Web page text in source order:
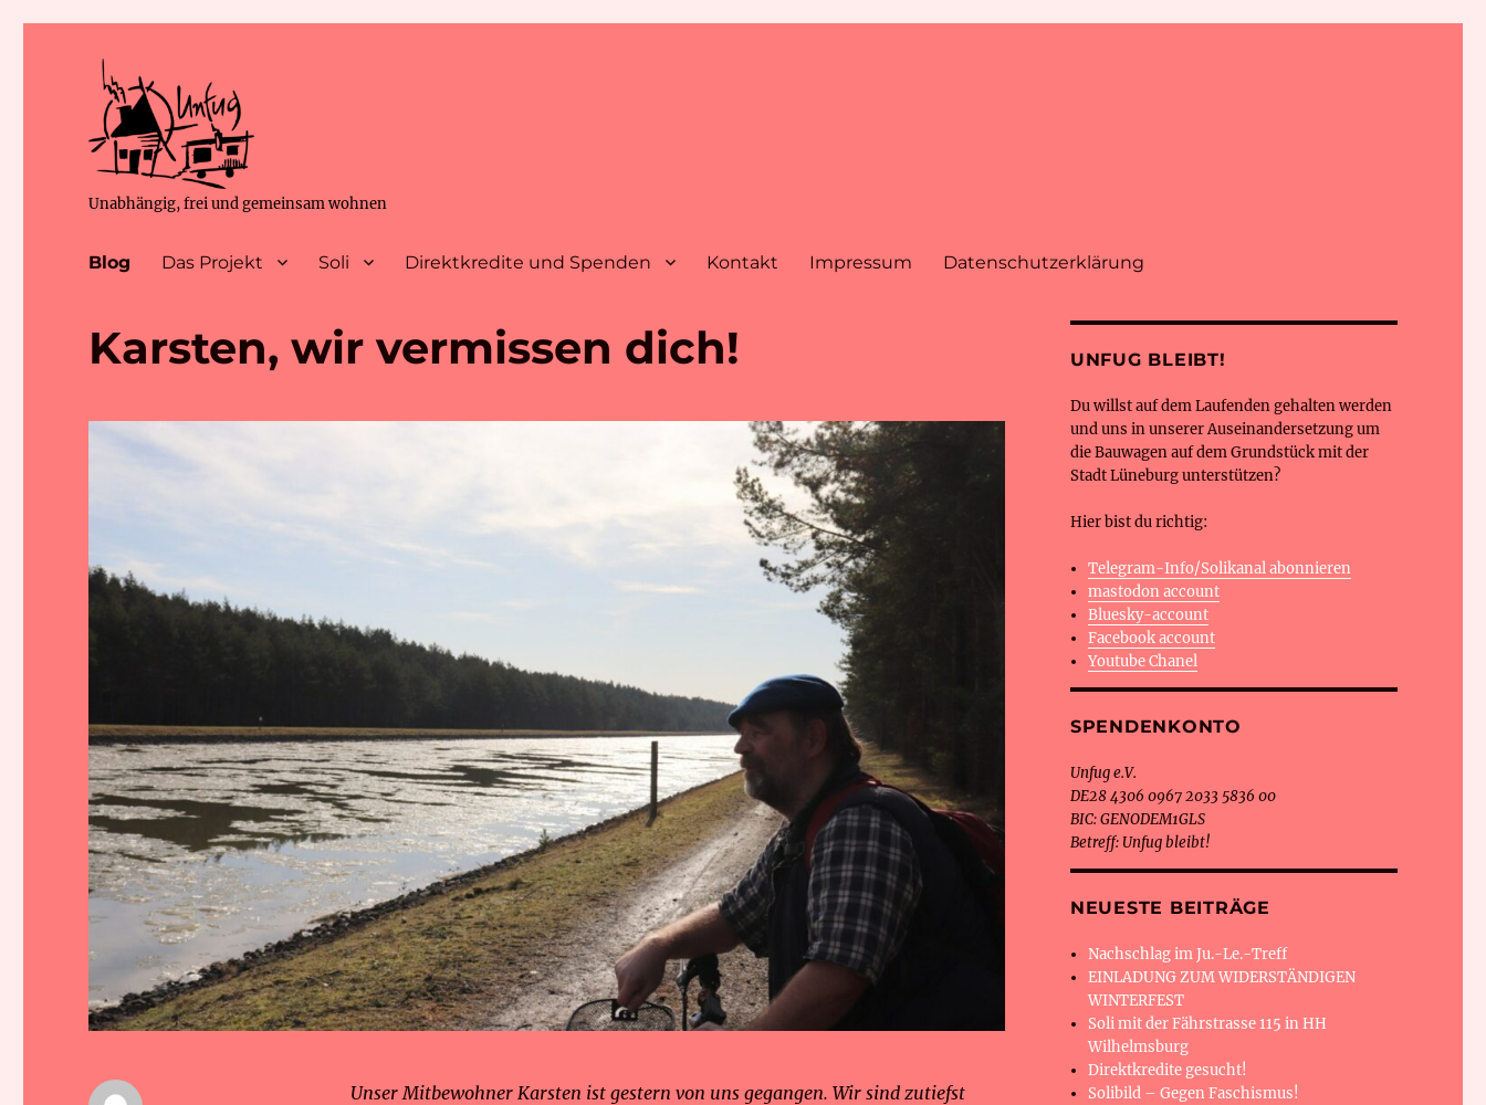
Unabhängig, frei und gemeinsam wohnen
Blog Das Projekt Soli Direktkredite und Spenden Kontakt Impressum Datenschutzerklärung
Karsten, wir vermissen dich!
Unser Mitbewohner Karsten ist gestern von uns gegangen. Wir sind zutiefst
UNFUG BLEIBT!
Du willst auf dem Laufenden gehalten werden
und uns in unserer Auseinandersetzung um
die Bauwagen auf dem Grundstück mit der
Stadt Lüneburg unterstützen?
Hier bist du richtig:
Telegram-Info/Solikanal abonnieren
mastodon account
Bluesky-account
Facebook account
Youtube Chanel
SPENDENKONTO
Unfug e.V.
DE28 4306 0967 2033 5836 00
BIC: GENODEM1GLS
Betreff: Unfug bleibt!
NEUESTE BEITRÄGE
Nachschlag im Ju.-Le.-Treff
EINLADUNG ZUM WIDERSTÄNDIGEN
WINTERFEST
Soli mit der Fährstrasse 115 in HH
Wilhelmsburg
Direktkredite gesucht!
Solibild – Gegen Faschismus!